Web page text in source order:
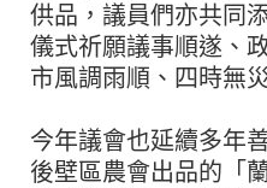
供品，議員們亦共同
儀式祈願議事順遂、
市風調雨順、四時無
今年議會也延續多年
後壁區農會出品的「